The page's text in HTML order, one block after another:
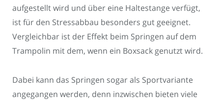
aufgestellt wird und über eine Haltestange verfügt,
ist für den Stressabbau besonders gut geeignet.
Vergleichbar ist der Effekt beim Springen auf dem
Trampolin mit dem, wenn ein Boxsack genutzt wird.
Dabei kann das Springen sogar als Sportvariante
angegangen werden, denn inzwischen bieten viele